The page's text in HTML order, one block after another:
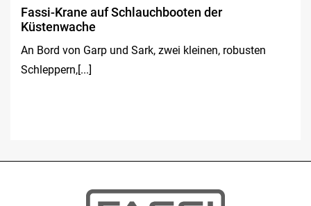
Fassi-Krane auf Schlauchbooten der
Küstenwache
An Bord von Garp und Sark, zwei kleinen, robusten
Schleppern,[...]